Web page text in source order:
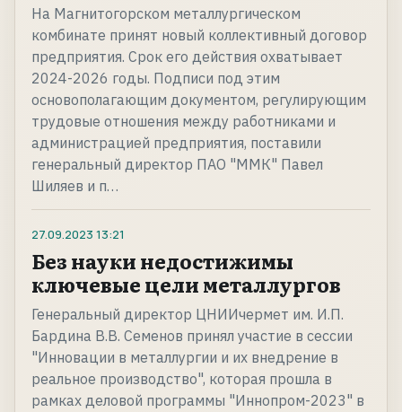
На Магнитогорском металлургическом
комбинате принят новый коллективный договор
предприятия. Срок его действия охватывает
2024-2026 годы. Подписи под этим
основополагающим документом, регулирующим
трудовые отношения между работниками и
администрацией предприятия, поставили
генеральный директор ПАО "ММК" Павел
Шиляев и п…
27.09.2023 13:21
Без науки недостижимы
ключевые цели металлургов
Генеральный директор ЦНИИчермет им. И.П.
Бардина В.В. Семенов принял участие в сессии
"Инновации в металлургии и их внедрение в
реальное производство", которая прошла в
рамках деловой программы "Иннопром-2023" в